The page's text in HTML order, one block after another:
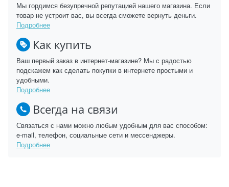
Мы гордимся безупречной репутацией нашего магазина. Если
товар не устроит вас, вы всегда сможете вернуть деньги.
Подробнее
Как купить
Ваш первый заказ в интернет-магазине? Мы с радостью
подскажем как сделать покупки в интернете простыми и
удобными.
Подробнее
Всегда на связи
Связаться с нами можно любым удобным для вас способом:
e-mail, телефон, социальные сети и мессенджеры.
Подробнее